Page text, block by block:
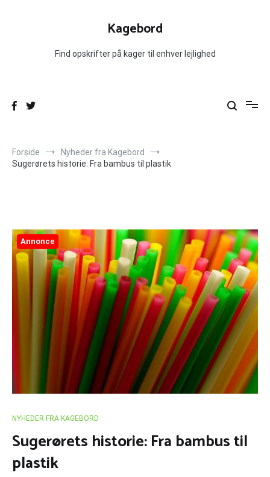
Kagebord
Find opskrifter på kager til enhver lejlighed
Forside
Nyheder fra Kagebord
Sugerørets historie: Fra bambus til plastik
Annonce
NYHEDER FRA KAGEBORD
Sugerørets historie: Fra bambus til
plastik